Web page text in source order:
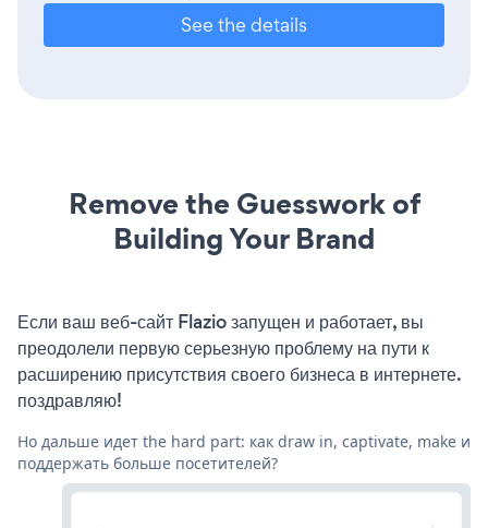
See the details
Remove the Guesswork of
Building Your Brand
Если ваш веб-сайт Flazio запущен и работает, вы
преодолели первую серьезную проблему на пути к
расширению присутствия своего бизнеса в интернете.
поздравляю!
Но дальше идет the hard part: как draw in, captivate, make и
поддержать больше посетителей?